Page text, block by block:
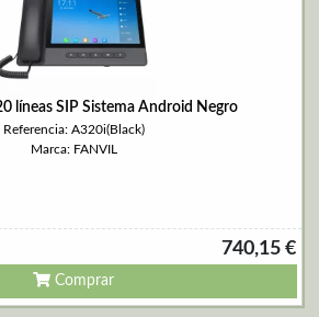
líneas SIP Sistema Android Negro
Referencia: A320i(Black)
Marca: FANVIL
740,15 €
Comprar